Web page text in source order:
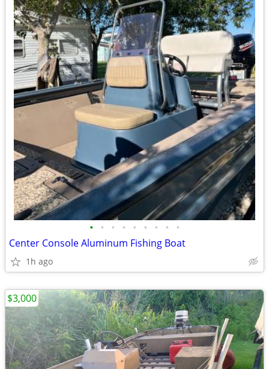
• • • • • • • • •
Center Console Aluminum Fishing Boat
1h ago
$3,000